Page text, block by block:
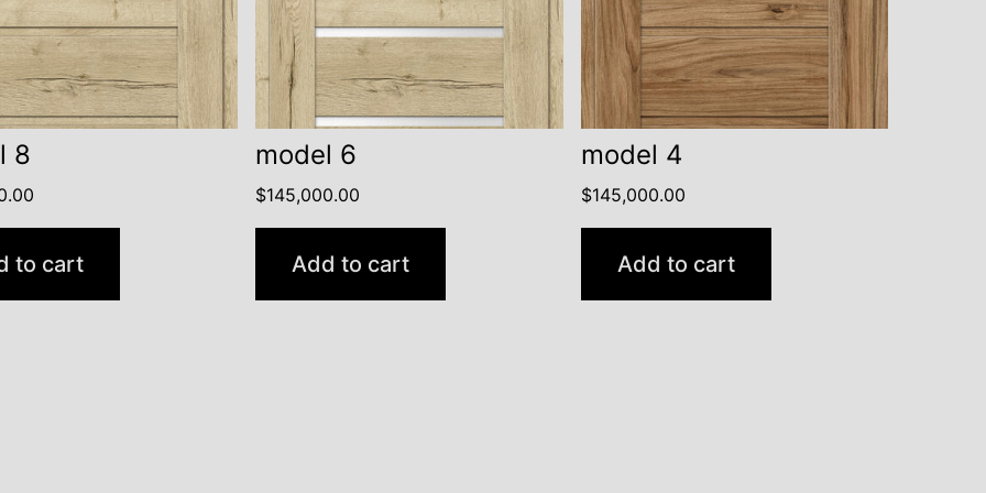
8
to cart
model 6
$145,000.00
Add to cart
model 4
$145,000.00
Add to cart